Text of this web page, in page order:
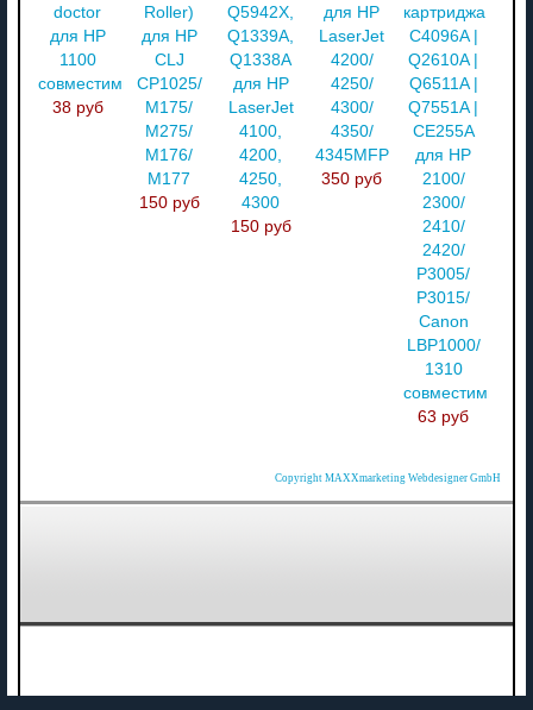
doctor
для HP
1100
совместимый
38 руб
Roller)
для HP
CLJ
CP1025/
M175/
M275/
M176/
M177
150 руб
Q5942X,
Q1339A,
Q1338A
для HP
LaserJet
4100,
4200,
4250,
4300
150 руб
для HP
LaserJet
4200/
4250/
4300/
4350/
4345MFP
350 руб
картриджа
C4096A |
Q2610A |
Q6511A |
Q7551A |
CE255A
для HP
2100/
2300/
2410/
2420/
P3005/
P3015/
Canon
LBP1000/
1310
совместимый
63 руб
Copyright MAXXmarketing Webdesigner GmbH